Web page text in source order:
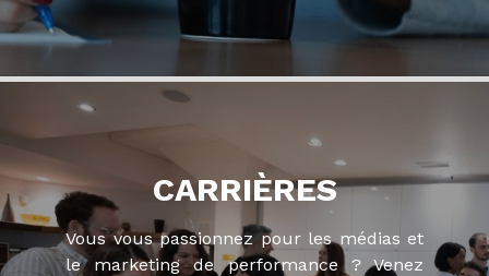
CARRIÈRES
Vous vous passionnez pour les médias et
le marketing de performance ? Venez